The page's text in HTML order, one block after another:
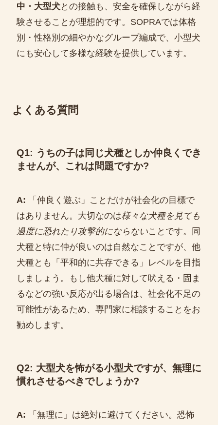
中・大型犬との接触も、安全を確保しながら経
験させることが理想的です。SOPRAでは体格
別・性格別の細やかなグループ編成で、小型犬
にも安心して多様な経験を提供しています。
よくある質問
Q1: うちの子は同じ犬種としか仲良くでき
ませんが、これは問題ですか?
A: 「仲良く遊ぶ」ことだけが社会化の目標で
はありません。大切なのは様々な犬種を見ても
過度に恐れたり攻撃的にならないことです。同
犬種と特に仲が良いのは自然なことですが、他
犬種とも「平和的に共存できる」レベルを目指
しましょう。もし他犬種に対して吠える・固ま
るなどの強い反応が出る場合は、社会化不足の
可能性があるため、専門家に相談することをお
勧めします。
Q2: 大型犬を怖がる小型犬ですが、無理に
慣れさせるべきでしょうか?
A: 「無理に」は絶対に避けてください。恐怖